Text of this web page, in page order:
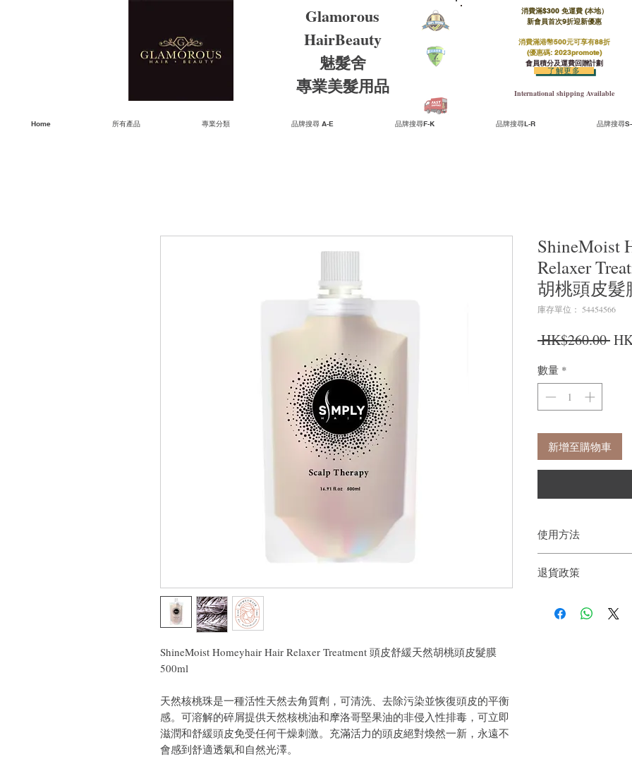
Glamorous
HairBeauty
魅髮舍
​​專業美髮用品
消費滿$300 免運費 (本地）​
新會員首次9折迎新優惠
消費滿港幣500元可享有88折
(優惠碼: 2023promote)
會員積分及運費回贈計劃
International shipping Available
了解更多
Home 所有產品 專業分類 品牌搜尋 A-E 品牌搜尋F-K 品牌搜尋L-R 品牌搜尋
ShineMoist Homeyhair Hair Relaxer Treatment 頭皮舒緩天然胡桃頭皮髮膜
500ml
天然核桃珠是一種活性天然去角質劑，可清洗、去除污染並恢復頭皮的平衡
感。可溶解的碎屑提供天然核桃油和摩洛哥堅果油的非侵入性排毒，可立即
滋潤和舒緩頭皮免受任何干燥刺激。充滿活力的頭皮絕對煥然一新，永遠不
會感到舒適透氣和自然光澤。
ShineMoist
Relaxer
胡桃頭皮髮
庫存單位： 54454566
HK$260.00 一
數量 *
新增至購物車
使用方法
分鐘，再沖洗頭髮。
洗淨完成焗油護理
退貨政策
戶。首先，您需要在